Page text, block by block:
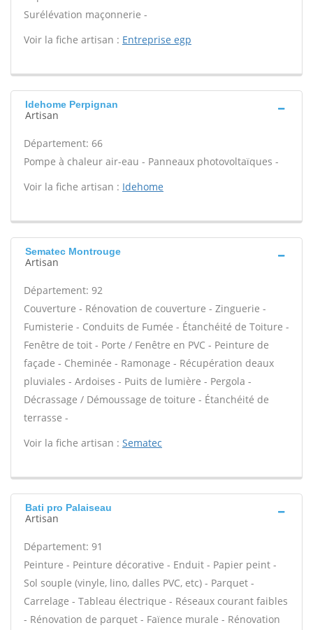
Surélévation maçonnerie -
Voir la fiche artisan : Entreprise egp
Idehome Perpignan
Artisan
Département: 66
Pompe à chaleur air-eau - Panneaux photovoltaïques -
Voir la fiche artisan : Idehome
Sematec Montrouge
Artisan
Département: 92
Couverture - Rénovation de couverture - Zinguerie -
Fumisterie - Conduits de Fumée - Étanchéité de Toiture -
Fenêtre de toit - Porte / Fenêtre en PVC - Peinture de
façade - Cheminée - Ramonage - Récupération deaux
pluviales - Ardoises - Puits de lumière - Pergola -
Décrassage / Démoussage de toiture - Étanchéité de
terrasse -
Voir la fiche artisan : Sematec
Bati pro Palaiseau
Artisan
Département: 91
Peinture - Peinture décorative - Enduit - Papier peint -
Sol souple (vinyle, lino, dalles PVC, etc) - Parquet -
Carrelage - Tableau électrique - Réseaux courant faibles
- Rénovation de parquet - Faïence murale - Rénovation